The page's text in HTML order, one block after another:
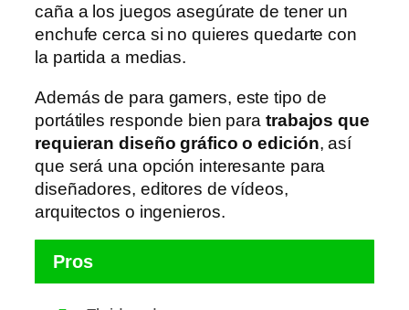
caña a los juegos asegúrate de tener un
enchufe cerca si no quieres quedarte con
la partida a medias.
Además de para gamers, este tipo de
portátiles responde bien para trabajos que
requieran diseño gráfico o edición, así
que será una opción interesante para
diseñadores, editores de vídeos,
arquitectos o ingenieros.
Pros